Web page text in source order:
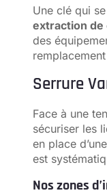
Une clé qui
extraction de
des
Serrure
Face à une
sécuriser les
en place d’une
est
Nos zones